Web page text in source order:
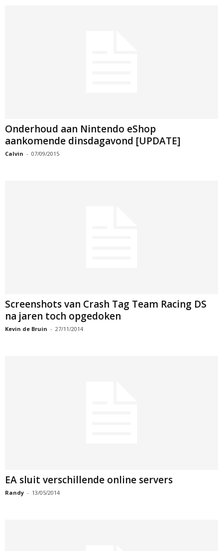
Onderhoud aan Nintendo eShop
aankomende dinsdagavond [UPDATE]
Calvin - 07/09/2015
Screenshots van Crash Tag Team Racing DS
na jaren toch opgedoken
Kevin de Bruin - 27/11/2014
EA sluit verschillende online servers
Randy - 13/05/2014